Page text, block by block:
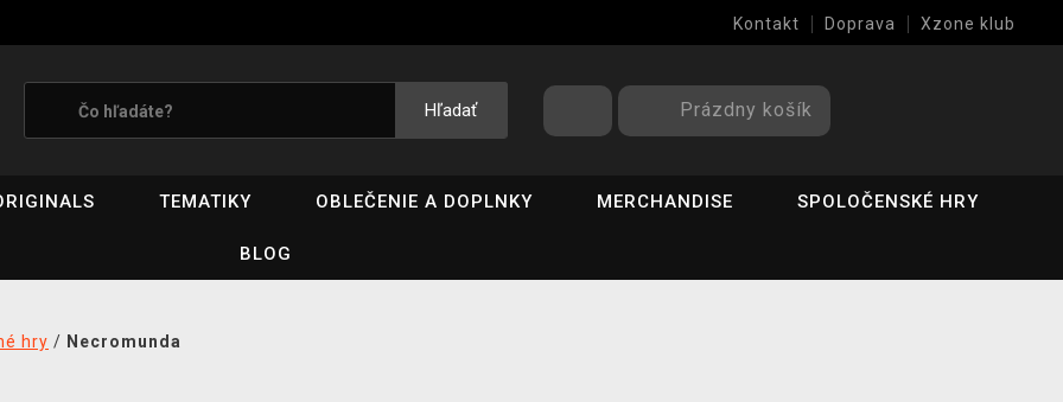
Kontakt Doprava Xzone klub
Hľadať Prázdny košík
TEMATIKY OBLEČENIE A DOPLNKY MERCHANDISE SPOLOČENSKÉ HRY
BLOG
hry / Necromunda